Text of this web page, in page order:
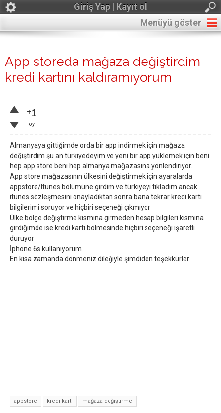
Giriş Yap | Kayıt ol
Menüyü göster
App storeda mağaza değiştirdim
kredi kartını kaldıramıyorum
+1
oy
Almanyaya gittiğimde orda bir app indirmek için mağaza
değiştirdim şu an türkiyedeyim ve yeni bir app yüklemek için beni
hep app store beni hep almanya mağazasına yönlendiriyor.
App store mağazasının ülkesini değiştirmek için ayaralarda
appstore/Itunes bölümüne girdim ve türkiyeyi tıkladım ancak
itunes sözleşmesini onayladıktan sonra bana tekrar kredi kartı
bilgilerimi soruyor ve hiçbiri seçeneği çıkmıyor
Ülke bölge değiştirme kısmına girmeden hesap bilgileri kısmına
girdiğimde ise kredi kartı bölmesinde hiçbiri seçeneği işaretli
duruyor
İphone 6s kullanıyorum
En kısa zamanda dönmeniz dileğiyle şimdiden teşekkürler
appstore kredi-kartı mağaza-değiştirme